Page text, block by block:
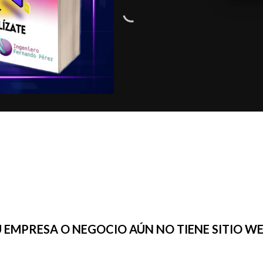
EMPRESA O NEGOCIO AÚN NO TIENE SITIO